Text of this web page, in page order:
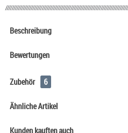
Beschreibung
Bewertungen
Zubehör 6
Ähnliche Artikel
Kunden kauften auch